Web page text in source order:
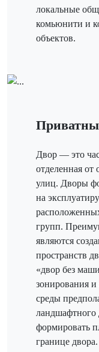
локальные
комьюнити и
объектов.
Двор — это
отделенная от
улиц. Дворы
на
групп.
являются
пространств
«двор без
зонирования
среды
ландшафтного
формировать
границе двора.